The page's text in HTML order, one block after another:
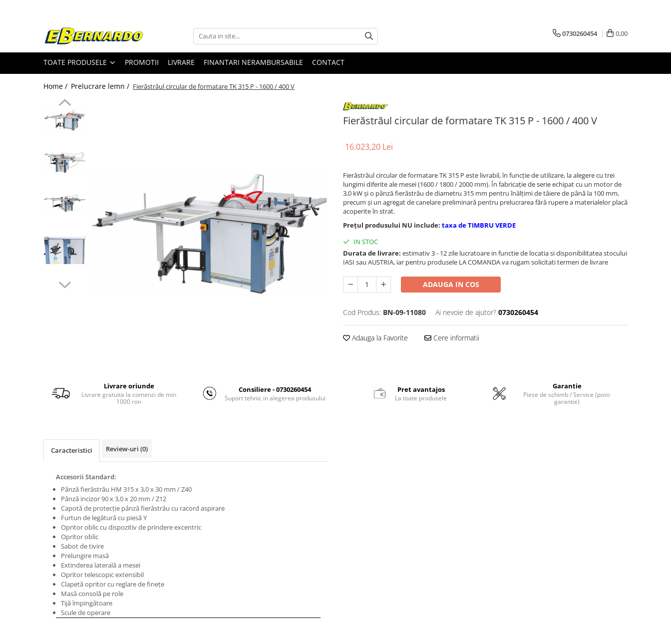
Toate Produsele
Prelucrare metal
Fierastraie pentru metal
Ferastraie mobile pentru metal
Ferastraie orizontale pentru metal
Ferastraie circulare pentru metal
Dispozitive de sudare pentru panze
Ferastraie automate cu banda si
doua coloane
Ferastraie prelucrare metal cu
banda si taiere dubla
Strunguri pentru metal
Strunguri CNC
Strunguri cu cutie de viteze
Strunguri cu surub de ghidare
Masini de gaurit - Vario - cu masa
Masini de gaurit cu coloana
Masini de gaurit cu coloana si cap
de actionare
Masini de gaurit cu coloana si
curea de distributie
Masini de gaurit cu masa
Masini de gaurit cu stand si
Masini de gaurit radiale
Masini de gaurit si frezat
Masini de gaurit cu freza
Masini de frezat universale
Centre de prelucrare verticale CNC
Masini de frezat cu batiu
Masini de frezat multifunctionale
0730260454 0,00
TOATE PRODUSELE PROMOTII LIVRARE FINANTARI NERAMBURSABILE CONTACT
Home / Prelucrare lemn / Fierăstrăul circular de formatare TK 315 P - 1600 / 400 V
Fierăstrăul circular de formatare TK 315 P - 1600 / 400 V
16.023,20 Lei
Fierăstrăul circular de formatare TK 315 P este livrabil, în funcţie de utilizare, la alegere cu trei
lungimi diferite ale mesei (1600 / 1800 / 2000 mm). În fabricaţie de serie echipat cu un motor de
3,0 kW şi o pânză fierăstrău de diametru 315 mm pentru înălţimi de tăiere de până la 100 mm,
precum şi un agregat de canelare preliminară pentru prelucrarea fără rupere a materialelor placă
acoperite în strat.
Prețul produsului NU include: taxa de TIMBRU VERDE
IN STOC
Durata de livrare: estimativ 3 - 12 zile lucratoare in functie de locatia si disponibilitatea stocului
IASI sau AUSTRIA, iar pentru produsele LA COMANDA va rugam solicitati termen de livrare
ADAUGA IN COS
Cod Produs: BN-09-11080 Ai nevoie de ajutor? 0730260454
Adauga la Favorite Cere informatii
Livrare oriunde
Livrare gratuita la comenzi de min
1000 ron
Consiliere - 0730260454
Suport tehnic in alegerea produsului
Pret avantajos
La toate produsele
Garantie
Piese de schimb / Service (post-
garantie)
Caracteristici Review-uri (0)
Accesorii Standard:
Pânză fierăstrău HM 315 x 3,0 x 30 mm / Z40
Pânză incizor 90 x 3,0 x 20 mm / Z12
Capotă de protecţie pânză fierăstrău cu racord aspirare
Furtun de legătură cu piesă Y
Opritor oblic cu dispozitiv de prindere excentric
Opritor oblic
Sabot de tivire
Prelungire masă
Extinderea laterală a mesei
Opritor telescopic extensibil
Clapetă opritor cu reglare de fineţe
Masă consolă pe role
Tijă împingătoare
Scule de operare